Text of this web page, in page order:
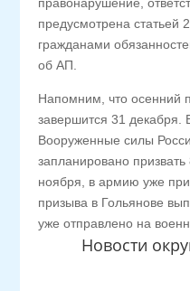
Новости
предусмотрена статьей
гражданами
об АП.
Напомним, что осенний
завершится 31 декабря.
Вооруженные силы
запланировано
ноября, в армию уже
призыва в Гольянове
уже отправлено на